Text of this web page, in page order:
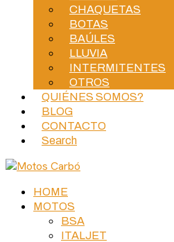
CHAQUETAS
BOTAS
BAÚLES
LLUVIA
INTERMITENTES
OTROS
QUIÉNES SOMOS?
BLOG
CONTACTO
Search
HOME
MOTOS
BSA
ITALJET